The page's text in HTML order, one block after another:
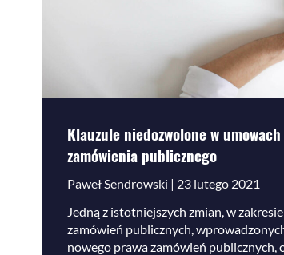
Klauzule niedozwolone w
zamówienia publicznego
Paweł Sendrowski | 23 lutego 2021
Jedną z istotniejszych zmian, w
zamówień publicznych,
nowego prawa zamówień publicznych,